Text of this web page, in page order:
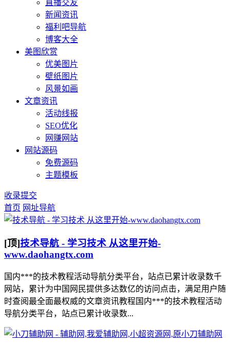
直播交友
新闻资讯
福利吧导航
博客大全
美图欣赏
优美图片
壁纸图片
风景如画
文章资讯
活动线报
SEO优化
网赚网站
网站源码
免费源码
主题模板
收录提交
首页 网址导航
[顶]技术导航 - 学习技术 从这里开始-
www.daohangtx.com
国内***的技术教程活动导航分类平台，站点已累计收录数千
网站，累计为中国网民提供多达数亿的访问点击，满足用户随
时查阅最全面最权威的文章资讯教程国内***的技术教程活动
导航分类平台，站点已累计收录数...